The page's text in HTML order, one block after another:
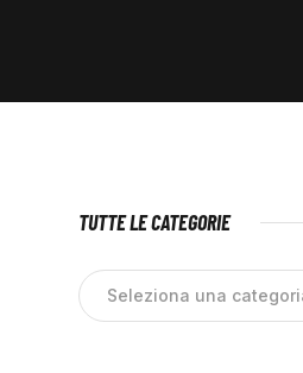
TUTTE LE CATEGORIE